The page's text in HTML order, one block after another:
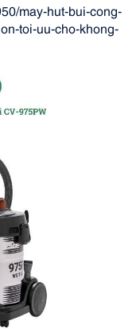
may-hut-bui-cong-
toi-uu-cho-khong-